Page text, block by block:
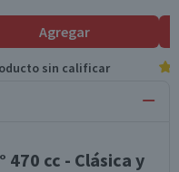
Agregar
sin calificar
470 cc - Clásica y